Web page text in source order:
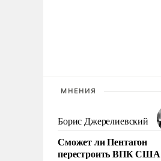
МНЕНИЯ
Борис Джерелиевский
Сможет ли Пентагон
перестроить ВПК США